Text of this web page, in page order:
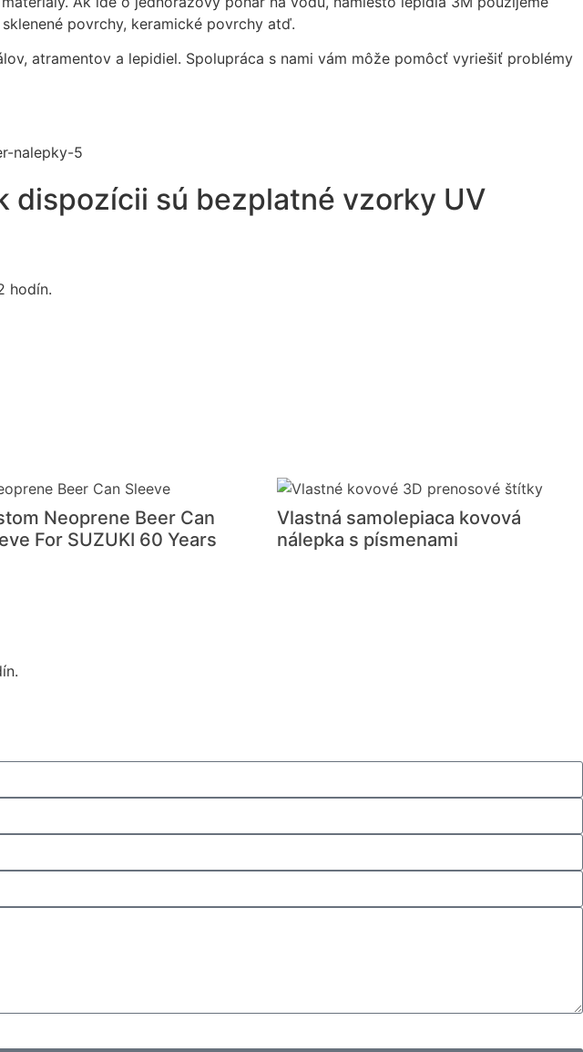
povrchy, keramické povrchy atď.
atramentov a lepidiel. Spolupráca s nami vám môže pomôcť vyriešiť problémy
dispozícii sú bezplatné vzorky UV
hodín.
Neoprene Beer Can
For SUZUKI 60 Years
Vlastná samolepiaca kovová
nálepka s písmenami